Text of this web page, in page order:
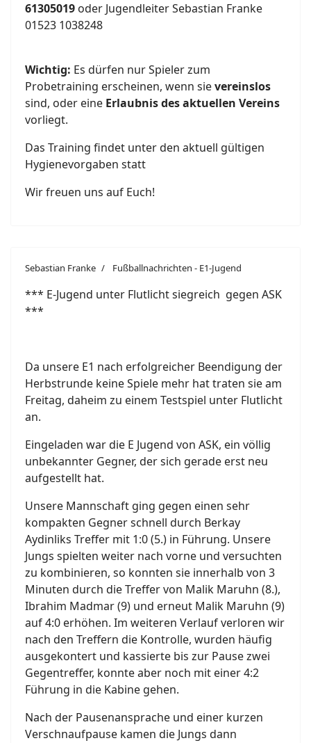
61305019 oder Jugendleiter Sebastian Franke
01523 1038248
Wichtig: Es dürfen nur Spieler zum
Probetraining erscheinen, wenn sievereinslos
sind, oder eine Erlaubnis des aktuellen Vereins
vorliegt.
Das Training findet unter den aktuell gültigen
Hygienevorgaben statt
Wir freuen uns auf Euch!
Sebastian Franke Fußballnachrichten - E1-Jugend
*** E-Jugend unter Flutlicht siegreich gegen ASK
***
Da unsere E1 nach erfolgreicher Beendigung der
Herbstrunde keine Spiele mehr hat traten sie am
Freitag, daheim zu einem Testspiel unter Flutlicht
an.
Eingeladen war die E Jugend von ASK, ein völlig
unbekannter Gegner, der sich gerade erst neu
aufgestellt hat.
Unsere Mannschaft ging gegen einen sehr
kompakten Gegner schnell durch Berkay
Aydinliks Treffer mit 1:0 (5.) in Führung. Unsere
Jungs spielten weiter nach vorne und versuchten
zu kombinieren, so konnten sie innerhalb von 3
Minuten durch die Treffer von Malik Maruhn (8.),
Ibrahim Madmar (9) und erneut Malik Maruhn (9)
auf 4:0 erhöhen. Im weiteren Verlauf verloren wir
nach den Treffern die Kontrolle, wurden häufig
ausgekontert und kassierte bis zur Pause zwei
Gegentreffer, konnte aber noch mit einer 4:2
Führung in die Kabine gehen.
Nach der Pausenansprache und einer kurzen
Verschnaufpause kamen die Jungs dann